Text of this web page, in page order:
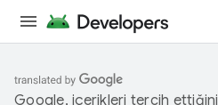
Google, içerikleri tercih